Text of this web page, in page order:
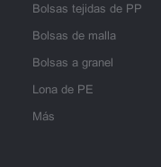
Bolsas tejidas de PP
Bolsas de malla
Bolsas a granel
Lona de PE
Más